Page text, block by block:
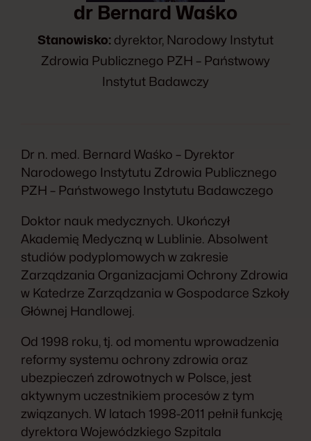
dr Bernard Waśko
Stanowisko: dyrektor, Narodowy Instytut
Zdrowia Publicznego PZH – Państwowy
Instytut Badawczy
Dr n. med. Bernard Waśko – Dyrektor
Narodowego Instytutu Zdrowia Publicznego
PZH – Państwowego Instytutu Badawczego
Doktor nauk medycznych. Ukończył
Akademię Medyczną w Lublinie. Absolwent
studiów podyplomowych w zakresie
Zarządzania Organizacjami Ochrony Zdrowia
w Katedrze Zarządzania w Gospodarce Szkoły
Głównej Handlowej.
Od 1998 roku, tj. od momentu wprowadzenia
reformy systemu ochrony zdrowia oraz
ubezpieczeń zdrowotnych w Polsce, jest
aktywnym uczestnikiem procesów z tym
związanych. W latach 1998-2011 pełnił funkcję
dyrektora Wojewódzkiego Szpitala